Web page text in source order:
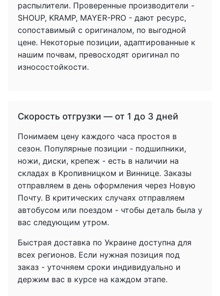
распылители. Проверенные производители -
SHOUP, KRAMP, MAYER-PRO - дают ресурс,
сопоставимый с оригиналом, по выгодной
цене. Некоторые позиции, адаптированные к
нашим почвам, превосходят оригинал по
износостойкости.
Скорость отгрузки — от 1 до 3 дней
Понимаем цену каждого часа простоя в
сезон. Популярные позиции - подшипники,
ножи, диски, крепеж - есть в наличии на
складах в Кропивницком и Виннице. Заказы
отправляем в день оформления через Новую
Почту. В критических случаях отправляем
автобусом или поездом - чтобы деталь была у
вас следующим утром.
Быстрая доставка по Украине доступна для
всех регионов. Если нужная позиция под
заказ - уточняем сроки индивидуально и
держим вас в курсе на каждом этапе.